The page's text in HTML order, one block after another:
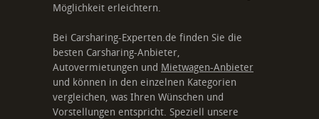
Möglichkeit erleichtern.
Bei Carsharing-Experten.de finden Sie die
besten Carsharing-Anbieter,
Autovermietungen und Mietwagen-Anbieter
und können in den einzelnen Kategorien
vergleichen, was Ihren Wünschen und
Vorstellungen entspricht. Speziell unsere